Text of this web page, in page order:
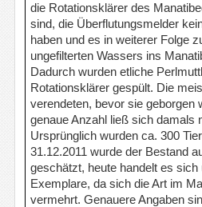
die Rotationsklärer des
sind, die Überflutungsmelder
haben und es in weiterer Folge
ungefilterten Wassers ins
Dadurch wurden etliche
Rotationsklärer gespült. Die
verendeten, bevor sie geborgen
genaue Anzahl ließ sich damals
Ursprünglich wurden ca. 300
31.12.2011 wurde der Bestand
geschätzt, heute handelt es sich
Exemplare, da sich die Art im
vermehrt. Genauere Angaben